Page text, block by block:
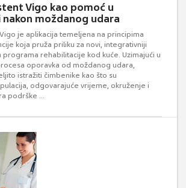
Vigo kao pomoć u
moždanog udara
je aplikacija temeljena na principima
koja pruža priliku za novi, integrativniji
rehabilitacije kod kuće. Uzimajući u
oporavka od moždanog udara,
istražiti čimbenike kao što su
odgovarajuće vrijeme, okruženje i
podrške ...